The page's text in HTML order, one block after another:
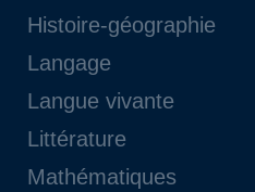
Histoire-géographie
Langage
Langue vivante
Littérature
Mathématiques